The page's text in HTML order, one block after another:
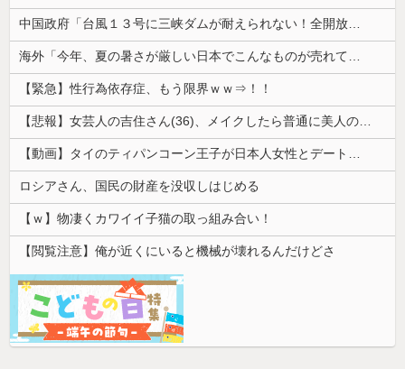
中国政府「台風１３号に三峡ダムが耐えられない！全開放流しろ！」⇒ 下流域の街が壊滅状態ｗｗｗｗｗ
海外「今年、夏の暑さが厳しい日本でこんなものが売れてるらしい！ｗ」外国人が驚いた日本の商品とは・・・？【海外の反応】
【緊急】性行為依存症、もう限界ｗｗ⇒！！
【悲報】女芸人の吉住さん(36)、メイクしたら普通に美人の部類だったと判明
【動画】タイのティパンコーン王子が日本人女性とデートか？
ロシアさん、国民の財産を没収しはじめる
【ｗ】物凄くカワイイ子猫の取っ組み合い！
【閲覧注意】俺が近くにいると機械が壊れるんだけどさ